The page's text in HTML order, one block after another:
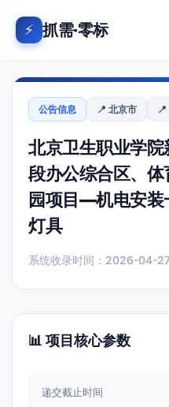
⚡ 抓需·零标
公告信息 📍 北京市
北京卫生职业学
段办公综合区、
园项目—机电安装
灯具
系统收录时间：2026-04-
📊 项目核心参数
递交截止时间